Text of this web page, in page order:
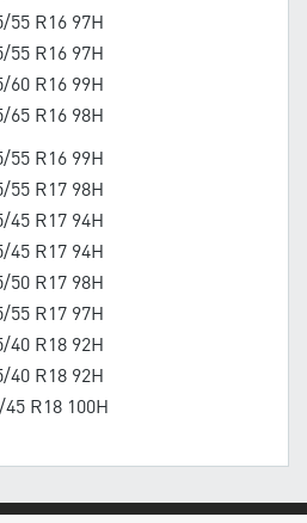
55 R16 97H
55 R16 97H
60 R16 99H
65 R16 98H
55 R16 99H
55 R17 98H
45 R17 94H
45 R17 94H
50 R17 98H
55 R17 97H
40 R18 92H
40 R18 92H
45 R18 100H